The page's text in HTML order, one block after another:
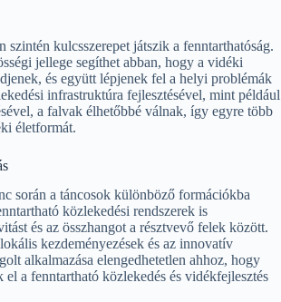
szintén kulcsszerepet játszik a fenntarthatóság.
jellege segíthet abban, hogy a vidéki
és együtt lépjenek fel a helyi problémák
infrastruktúra fejlesztésével, mint például
a falvak élhetőbbé válnak, így egyre több
életformát.
során a táncosok különböző formációkba
közlekedési rendszerek is
és az összhangot a résztvevő felek között.
kezdeményezések és az innovatív
alkalmazása elengedhetetlen ahhoz, hogy
a fenntartható közlekedés és vidékfejlesztés